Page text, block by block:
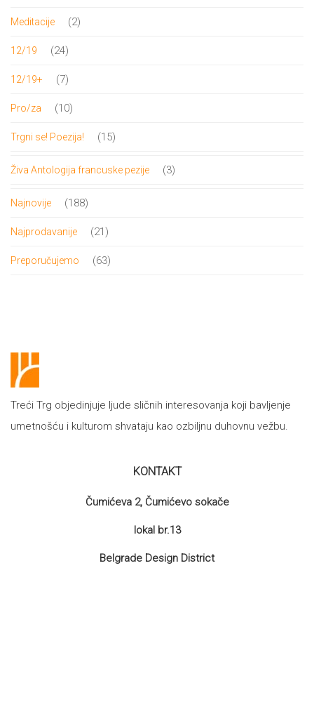
Meditacije 22
12/19 2424
12/19+ 77
Pro/za 1010
Trgni se! Poezija! 1515
Živa Antologija francuske pezije 33
Najnovije 188188
Najprodavanije 2121
Preporučujemo 6363
Treći Trg objedinjuje ljude sličnih interesovanja koji bavljenje
umetnošću i kulturom shvataju kao ozbiljnu duhovnu vežbu.
KONTAKT
Čumićeva 2, Čumićevo sokače
lokal br.13
Belgrade Design District